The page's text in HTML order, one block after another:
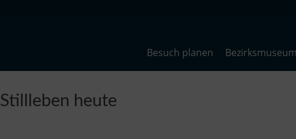
Besuch planen Bezirksmuseum
heute